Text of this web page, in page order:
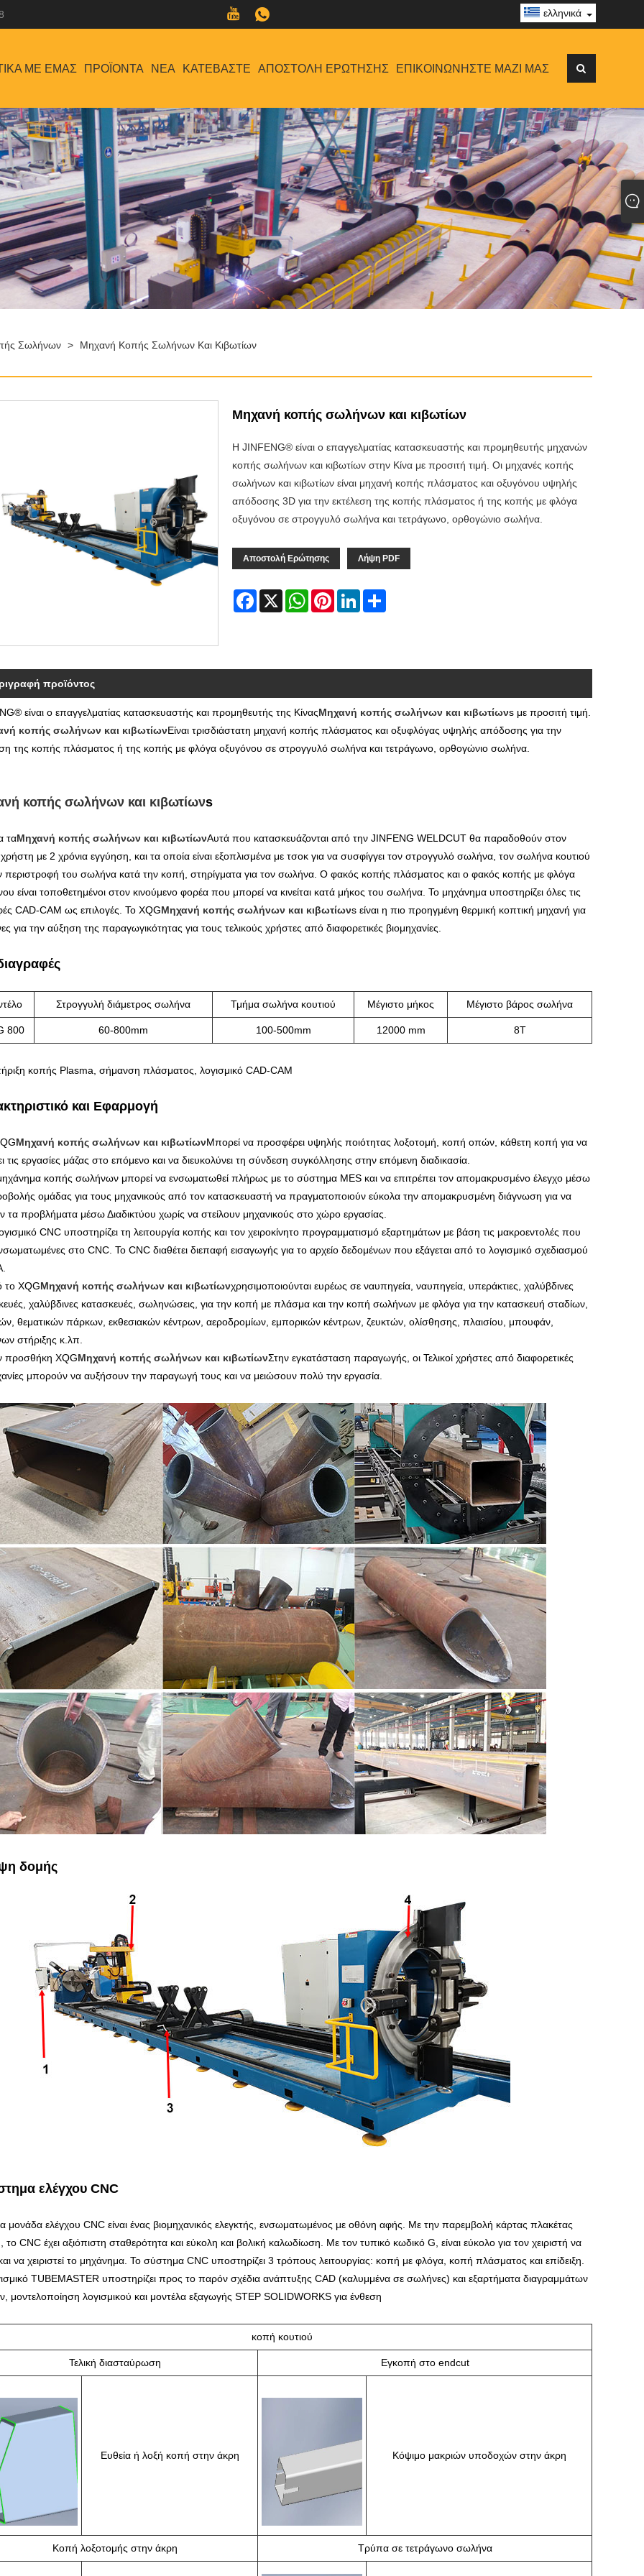
ελληνικά
ΜΕ ΕΜΆΣ ΠΡΟΪΌΝΤΑ ΝΈΑ ΚΑΤΕΒΆΣΤΕ ΑΠΟΣΤΟΛΉ ΕΡΏΤΗΣΗΣ ΕΠΙΚΟΙΝΩΝΉΣΤΕ ΜΑΖΊ ΜΑΣ
Σωλήνων > Μηχανή Κοπής Σωλήνων Και Κιβωτίων
Μηχανή κοπής σωλήνων και κιβωτίων
Η JINFENG® είναι ο επαγγελματίας κατασκευαστής και προμηθευτής μηχανών
κοπής σωλήνων και κιβωτίων στην Κίνα με προσιτή τιμή. Οι μηχανές κοπής
σωλήνων και κιβωτίων είναι μηχανή κοπής πλάσματος και οξυγόνου υψηλής
απόδοσης 3D για την εκτέλεση της κοπής πλάσματος ή της κοπής με φλόγα
οξυγόνου σε στρογγυλό σωλήνα και τετράγωνο, ορθογώνιο σωλήνα.
Αποστολή Ερώτησης Λήψη PDF
Facebook
X WhatsAppPinterestLinkedInShare
προϊόντος
είναι ο επαγγελματίας κατασκευαστής και προμηθευτής της ΚίναςΜηχανή κοπής σωλήνων και κιβωτίωνs με προσιτή τιμή.
κοπής σωλήνων και κιβωτίωνΕίναι τρισδιάστατη μηχανή κοπής πλάσματος και οξυφλόγας υψηλής απόδοσης για την
της κοπής πλάσματος ή της κοπής με φλόγα οξυγόνου σε στρογγυλό σωλήνα και τετράγωνο, ορθογώνιο σωλήνα.
κοπής σωλήνων και κιβωτίωνs
ταΜηχανή κοπής σωλήνων και κιβωτίωνΑυτά που κατασκευάζονται από την JINFENG WELDCUT θα παραδοθούν στον
χρήστη με 2 χρόνια εγγύηση, και τα οποία είναι εξοπλισμένα με τσοκ για να συσφίγγει τον στρογγυλό σωλήνα, τον σωλήνα κουτιού
περιστροφή του σωλήνα κατά την κοπή, στηρίγματα για τον σωλήνα. Ο φακός κοπής πλάσματος και ο φακός κοπής με φλόγα
είναι τοποθετημένοι στον κινούμενο φορέα που μπορεί να κινείται κατά μήκος του σωλήνα. Το μηχάνημα υποστηρίζει όλες τις
CAD-CAM ως επιλογές. Το XQGΜηχανή κοπής σωλήνων και κιβωτίωνs είναι η πιο προηγμένη θερμική κοπτική μηχανή για
για την αύξηση της παραγωγικότητας για τους τελικούς χρήστες από διαφορετικές βιομηχανίες.
Στρογγυλή διάμετρος σωλήνα Τμήμα σωλήνα κουτιού Μέγιστο μήκος Μέγιστο βάρος σωλήνα
800 60-800mm 100-500mm 12000 mm 8Τ
κοπής Plasma, σήμανση πλάσματος, λογισμικό CAD-CAM
και Εφαρμογή
Μηχανή κοπής σωλήνων και κιβωτίωνΜπορεί να προσφέρει υψηλής ποιότητας λοξοτομή, κοπή οπών, κάθετη κοπή για να
τις εργασίες μάζας στο επόμενο και να διευκολύνει τη σύνδεση συγκόλλησης στην επόμενη διαδικασία.
κοπής σωλήνων μπορεί να ενσωματωθεί πλήρως με το σύστημα MES και να επιτρέπει τον απομακρυσμένο έλεγχο μέσω
ομάδας για τους μηχανικούς από τον κατασκευαστή να πραγματοποιούν εύκολα την απομακρυσμένη διάγνωση για να
τα προβλήματα μέσω Διαδικτύου χωρίς να στείλουν μηχανικούς στο χώρο εργασίας.
CNC υποστηρίζει τη λειτουργία κοπής και τον χειροκίνητο προγραμματισμό εξαρτημάτων με βάση τις μακροεντολές που
στο CNC. Το CNC διαθέτει διεπαφή εισαγωγής για το αρχείο δεδομένων που εξάγεται από το λογισμικό σχεδιασμού
το XQGΜηχανή κοπής σωλήνων και κιβωτίωνχρησιμοποιούνται ευρέως σε ναυπηγεία, ναυπηγεία, υπεράκτιες, χαλύβδινες
χαλύβδινες κατασκευές, σωληνώσεις, για την κοπή με πλάσμα και την κοπή σωλήνων με φλόγα για την κατασκευή σταδίων,
θεματικών πάρκων, εκθεσιακών κέντρων, αεροδρομίων, εμπορικών κέντρων, ζευκτών, ολίσθησης, πλαισίου, μπουφάν,
στήριξης κ.λπ.
προσθήκη XQGΜηχανή κοπής σωλήνων και κιβωτίωνΣτην εγκατάσταση παραγωγής, οι Τελικοί χρήστες από διαφορετικές
μπορούν να αυξήσουν την παραγωγή τους και να μειώσουν πολύ την εργασία.
δομής
ελέγχου CNC
μονάδα ελέγχου CNC είναι ένας βιομηχανικός ελεγκτής, ενσωματωμένος με οθόνη αφής. Με την παρεμβολή κάρτας πλακέτας
το CNC έχει αξιόπιστη σταθερότητα και εύκολη και βολική καλωδίωση. Με τον τυπικό κωδικό G, είναι εύκολο για τον χειριστή να
να χειριστεί το μηχάνημα. Το σύστημα CNC υποστηρίζει 3 τρόπους λειτουργίας: κοπή με φλόγα, κοπή πλάσματος και επίδειξη.
TUBEMASTER υποστηρίζει προς το παρόν σχέδια ανάπτυξης CAD (καλυμμένα σε σωλήνες) και εξαρτήματα διαγραμμάτων
μοντελοποίηση λογισμικού και μοντέλα εξαγωγής STEP SOLIDWORKS για ένθεση
κοπή κουτιού
Τελική διασταύρωση Εγκοπή στο endcut
Ευθεία ή λοξή κοπή στην άκρη Κόψιμο μακριών υποδοχών στην άκρη
Κοπή λοξοτομής στην άκρη Τρύπα σε τετράγωνο σωλήνα